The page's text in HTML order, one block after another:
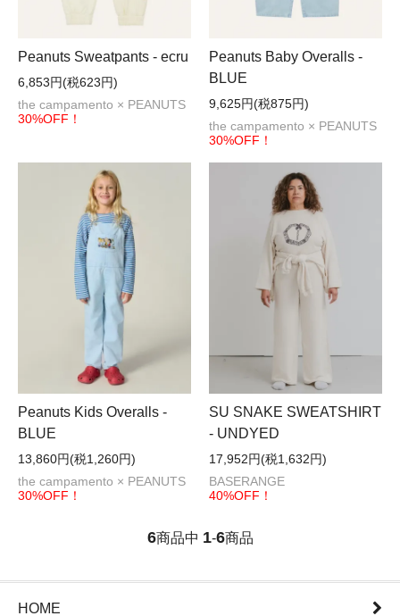
Peanuts Sweatpants - ecru
6,853円(税623円)
the campamento × PEANUTS
30%OFF！
Peanuts Baby Overalls -
BLUE
9,625円(税875円)
the campamento × PEANUTS
30%OFF！
Peanuts Kids Overalls -
BLUE
13,860円(税1,260円)
the campamento × PEANUTS
30%OFF！
SU SNAKE SWEATSHIRT
- UNDYED
17,952円(税1,632円)
BASERANGE
40%OFF！
6商品中 1-6商品
HOME